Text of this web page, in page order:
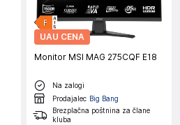
UAU CENA
Monitor MSI MAG 275CQF E18
Na zalogi
Prodajalec Big Bang
Brezplačna poštnina za člane
kluba